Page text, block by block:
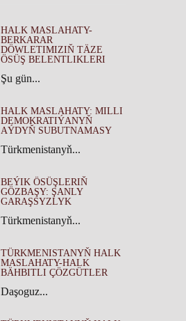
HALK MASLAHATY-
BERKARAR
DÖWLETIMIZIŇ TÄZE
ÖSÜŞ BELENTLIKLERI
Şu gün...
HALK MASLAHATY: MILLI
DEMOKRATIÝANYŇ
AÝDYŇ SUBUTNAMASY
Türkmenistanyň...
BEÝIK ÖSÜŞLERIŇ
GÖZBAŞY: ŞANLY
GARAŞSYZLYK
Türkmenistanyň...
TÜRKMENISTANYŇ HALK
MASLAHATY-HALK
BÄHBITLI ÇÖZGÜTLER
Daşoguz...